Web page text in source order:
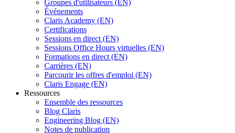
Groupes d'utilisateurs (EN)
Événements
Claris Academy (EN)
Certifications
Sessions en direct (EN)
Sessions Office Hours virtuelles (EN)
Formations en direct (EN)
Carrières (EN)
Parcourir les offres d'emploi (EN)
Claris Engage (EN)
Ressources
Ensemble des ressources
Blog Claris
Engineering Blog (EN)
Notes de publication